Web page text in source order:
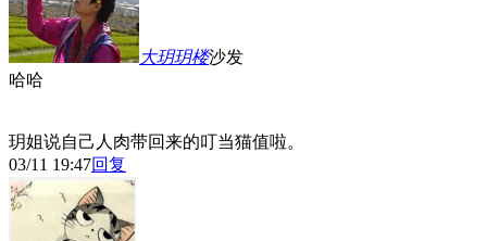
大玥玥楼沙发
哈哈
玥姐说自己人肉带回来的叮当猫值啦。
03/11 19:47回复